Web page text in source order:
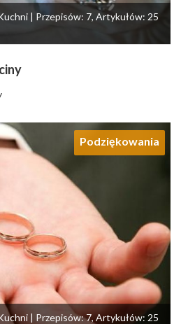
| Przepisów: 7, Artykułów: 25
| Przepisów: 7, Artykułów: 25
Podziękowania